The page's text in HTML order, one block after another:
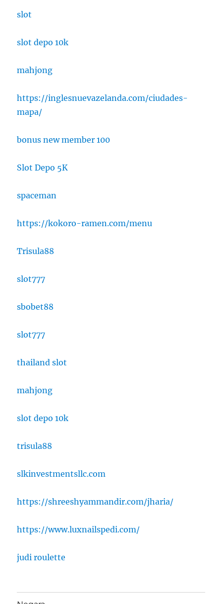
slot
slot depo 10k
mahjong
https://inglesnuevazelanda.com/ciudades-
mapa/
bonus new member 100
Slot Depo 5K
spaceman
https://kokoro-ramen.com/menu
Trisula88
slot777
sbobet88
slot777
thailand slot
mahjong
slot depo 10k
trisula88
slkinvestmentsllc.com
https://shreeshyammandir.com/jharia/
https://www.luxnailspedi.com/
judi roulette